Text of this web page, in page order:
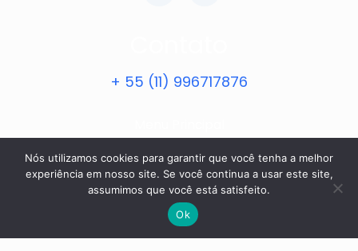
+ 55 (11) 996717876
Home
Especialidades
Contato
Sobre Nós
Política de Privacidade
Nós utilizamos cookies para garantir que você tenha a melhor
experiência em nosso site. Se você continua a usar este site,
assumimos que você está satisfeito.
Ok